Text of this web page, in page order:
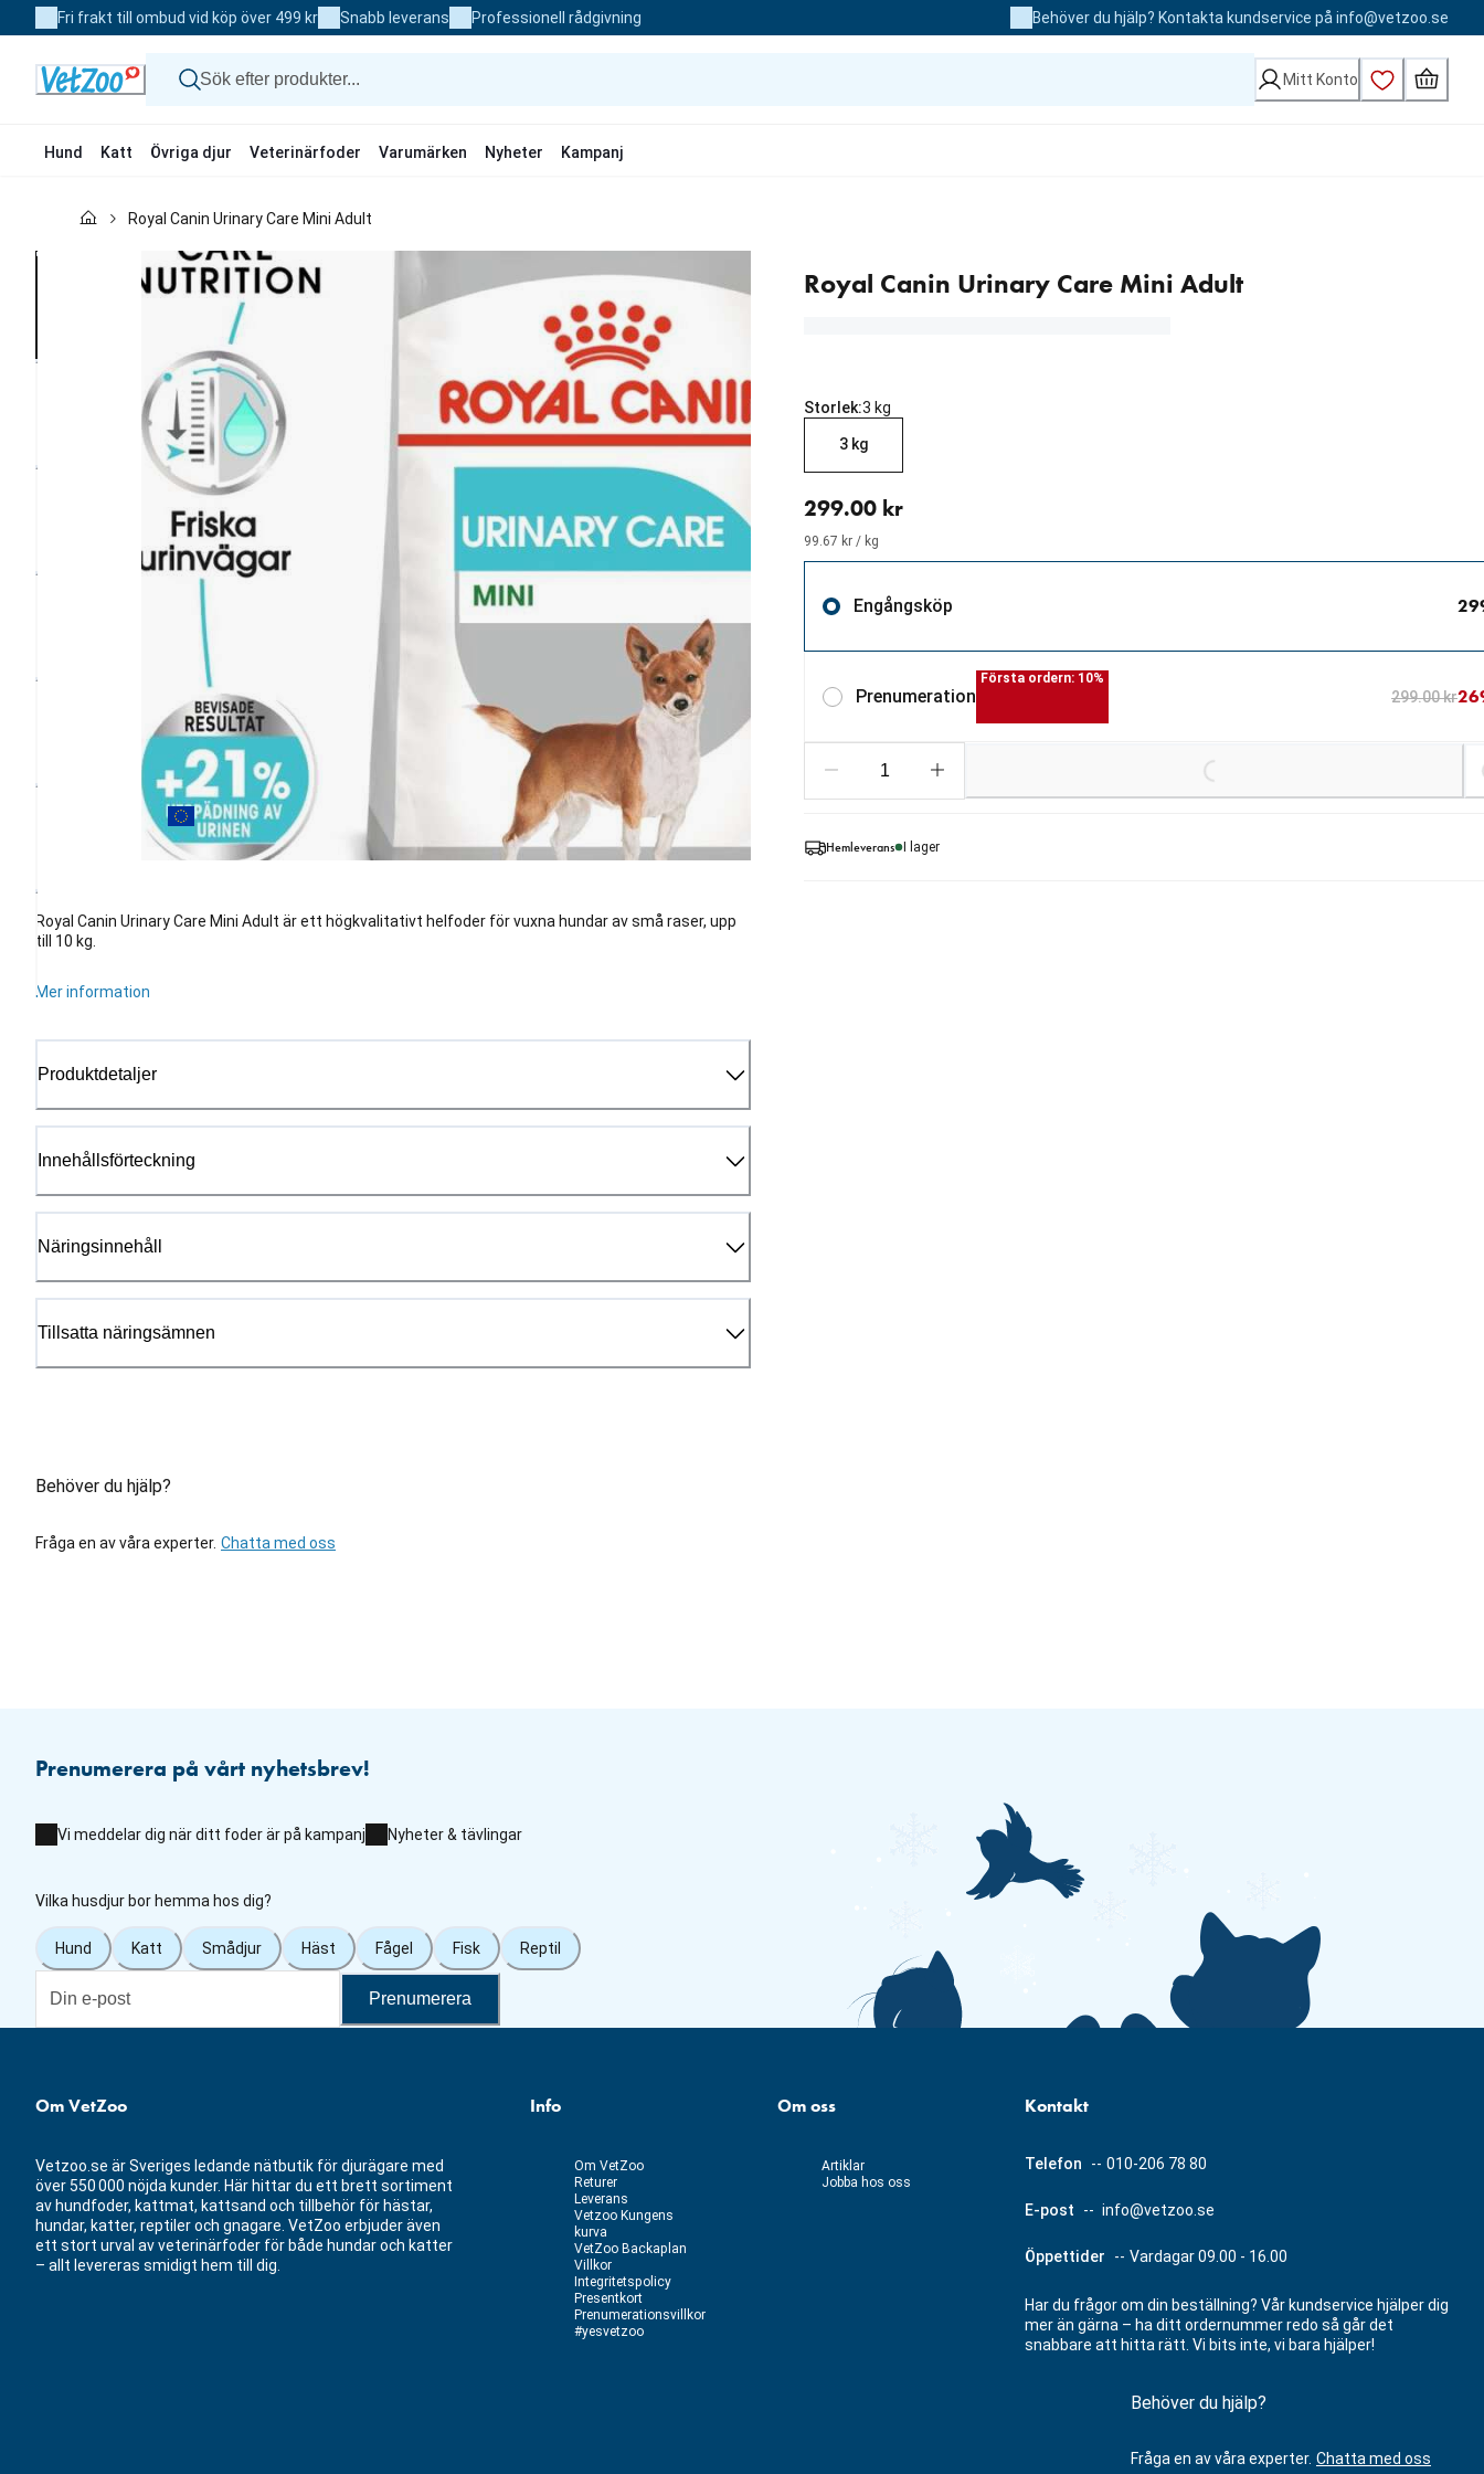
to
Fri frakt till ombud vid köp över 499 kr Snabb leverans Professionell rådgivning Behöver du hjälp? Kontakta kundservice på info@vetzoo.se
Mitt Konto
Hund Katt Övriga djur Veterinärfoder Varumärken Nyheter Kampanj
Veterinärfoder
Royal Canin Urinary Care Mini Adult
Royal Canin Urinary Care Mini Adult
Royal Canin Urinary Care Mini Adult är ett högkvalitativt helfoder för vuxna hundar av små raser, upp
till 10 kg.
Mer information
Produktdetaljer
Innehållsförteckning
Näringsinnehåll
Tillsatta näringsämnen
Behöver du hjälp?
Fråga en av våra experter. Chatta med oss
Storlek:3 kg
3 kg
299.00 kr
99.67 kr / kg
Engångsköp
Prenumeration
Första ordern: 10%
299.00 kr
Hemleverans I lager
Prenumerera på vårt nyhetsbrev!
Vi meddelar dig när ditt foder är på kampanj Nyheter & tävlingar
Vilka husdjur bor hemma hos dig?
Hund Katt Smådjur Häst Fågel Fisk Reptil
Prenumerera
Om VetZoo
Vetzoo.se är Sveriges ledande nätbutik för djurägare med
över 550 000 nöjda kunder. Här hittar du ett brett sortiment
av hundfoder, kattmat, kattsand och tillbehör för hästar,
hundar, katter, reptiler och gnagare. VetZoo erbjuder även
ett stort urval av veterinärfoder för både hundar och katter
– allt levereras smidigt hem till dig.
Info
Om VetZoo
Returer
Leverans
Vetzoo Kungens
kurva
VetZoo Backaplan
Villkor
Integritetspolicy
Presentkort
Prenumerationsvillkor
#yesvetzoo
Om oss
Artiklar
Jobba hos oss
Kontakt
Telefon -- 010-206 78 80
E-post -- info@vetzoo.se
Öppettider -- Vardagar 09.00 - 16.00
Har du frågor om din beställning? Vår kundservice hjälper dig
mer än gärna – ha ditt ordernummer redo så går det
snabbare att hitta rätt. Vi bits inte, vi bara hjälper!
Behöver du hjälp?
Fråga en av våra experter. Chatta med oss